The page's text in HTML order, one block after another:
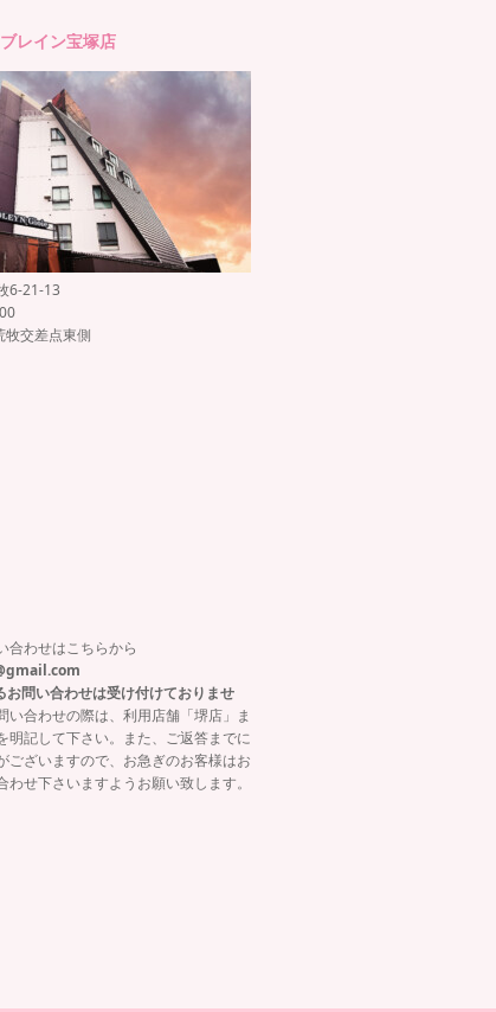
レイン宝塚店
6-21-13
牧交差点東側
合わせはこちらから
お問い合わせは受け付けておりませ
い合わせの際は、利用店舗「堺店」ま
明記して下さい。また、ご返答までに
ございますので、お急ぎのお客様はお
わせ下さいますようお願い致します。